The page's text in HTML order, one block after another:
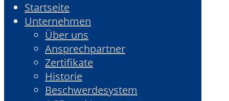
Startseite
Unternehmen
Über uns
Ansprechpartner
Zertifikate
Historie
Beschwerdesystem